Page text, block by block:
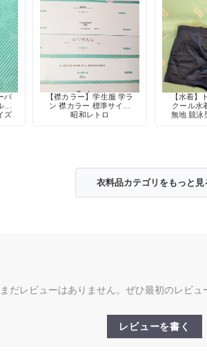
パ
ズ
【襟カラー】学生服 学ラ
ン 襟カラー 標準サイズ
昭和レトロ
【水着】
クール水
無地 競泳
衣料品カテゴリをもっと見
まだレビューはありません。ぜひ最初のレビュ
レビューを書く